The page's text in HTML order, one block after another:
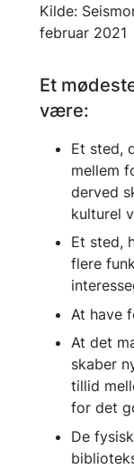
Kilde:
februar 2021
Et
være:
Et sted,
mellem
derved
kulturel
Et sted,
flere
At have
At det
skaber
tillid
for det
De